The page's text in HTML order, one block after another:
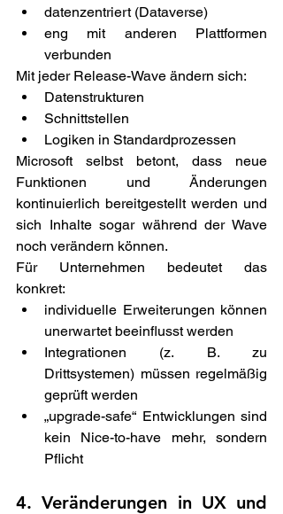
datenzentriert (Dataverse)
eng mit anderen Plattformen
verbunden
Mit jeder Release-Wave ändern sich:
Datenstrukturen
Schnittstellen
Logiken in Standardprozessen
Microsoft selbst betont, dass neue
Funktionen und Änderungen
kontinuierlich bereitgestellt werden und
sich Inhalte sogar während der Wave
noch verändern können.
Für Unternehmen bedeutet das
konkret:
individuelle Erweiterungen können
unerwartet beeinflusst werden
Integrationen (z. B. zu
Drittsystemen) müssen regelmäßig
geprüft werden
„upgrade-safe“ Entwicklungen sind
kein Nice-to-have mehr, sondern
Pflicht
4. Veränderungen in UX und